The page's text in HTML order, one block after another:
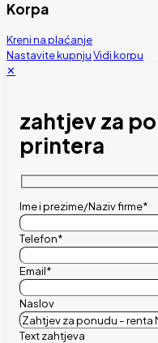
Korpa
Kreni na plaćanje
Nastavite kupnjuVidi korpu
✕
zahtjev za
printera
Ime i prezime/Naziv firme*
Telefon*
Email*
Naslov
Text zahtjeva